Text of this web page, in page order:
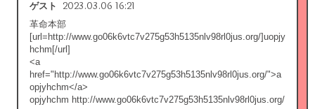
ゲスト 2023.03.06 16:21
革命本部
[url=http://www.go06k6vtc7v275g53h5135nlv98rl0jus.org/]uopjy
hchm[/url]
<a
href="http://www.go06k6vtc7v275g53h5135nlv98rl0jus.org/">a
opjyhchm</a>
opjyhchm http://www.go06k6vtc7v275g53h5135nlv98rl0jus.org/